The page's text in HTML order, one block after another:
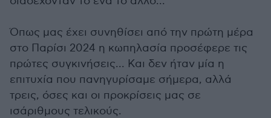
Όπως μας έχει συνηθίσει από την πρώτη μέρα
στο Παρίσι 2024 η κωπηλασία προσέφερε τις
πρώτες συγκινήσεις... Και δεν ήταν μία η
επιτυχία που πανηγυρίσαμε σήμερα, αλλά
τρεις, όσες και οι προκρίσεις μας σε
ισάριθμους τελικούς.